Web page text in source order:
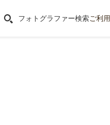
フォトグラファー検索ご利